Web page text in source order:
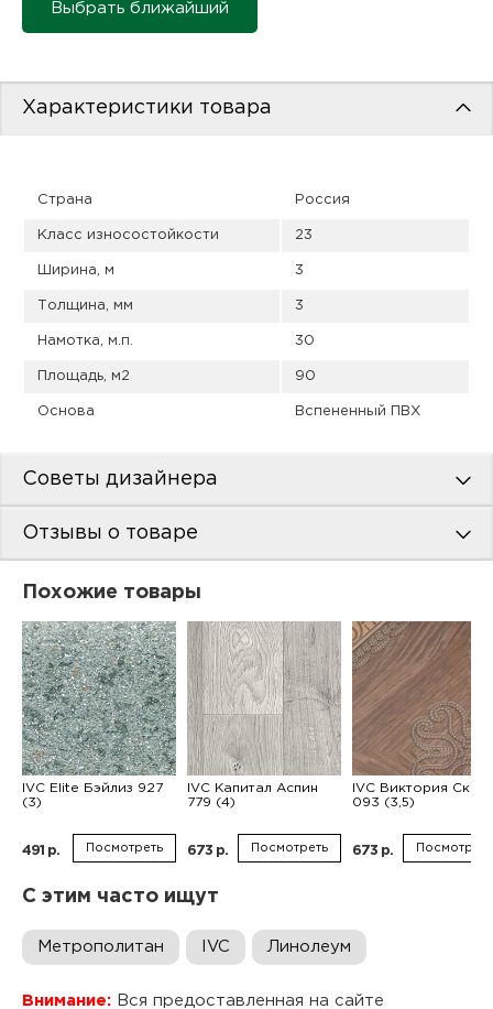
Выбрать ближайший
Характеристики товара
Страна Россия
Класс износостойкости 23
Ширина, м 3
Толщина, мм 3
Намотка, м.п. 30
Площадь, м2 90
Основа Вспененный ПВХ
Советы дизайнера
Отзывы о товаре
Похожие товары
IVC Elite Бэйлиз 927
(3)
491 р. Посмотреть
IVC Капитал Аспин
779 (4)
673 р. Посмотреть
IVC Виктория
093 (3,5)
673 р. Посмотреть
С этим часто ищут
Метрополитан IVC Линолеум
Внимание: Вся предоставленная на сайте